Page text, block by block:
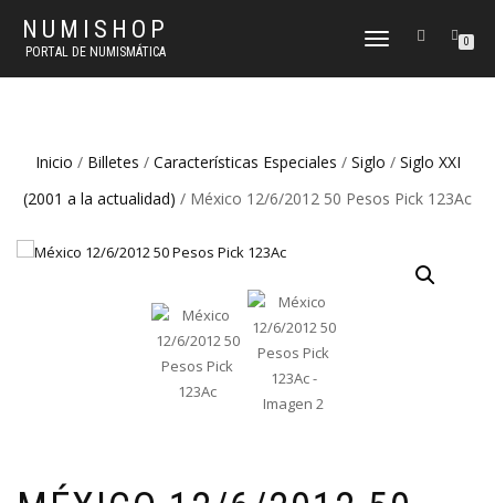
NUMISHOP
PORTAL DE NUMISMÁTICA
CAMBIAR
0
Inicio / Billetes / Características Especiales / Siglo / Siglo XXI
(2001 a la actualidad) / México 12/6/2012 50 Pesos Pick 123Ac